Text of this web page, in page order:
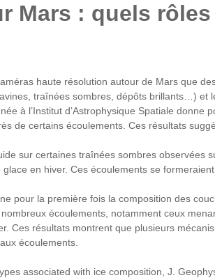
Mars : quels
haute résolution autour de Mars que
traînées sombres, dépôts brillants…) et
à l’Institut d’Astrophysique Spatiale
de certains écoulements. Ces résultats
sur certaines traînées sombres
en hiver. Ces écoulements se
pour la première fois la composition des
écoulements, notamment ceux
Ces résultats montrent que plusieurs
écoulements.
associated with ice composition, J.